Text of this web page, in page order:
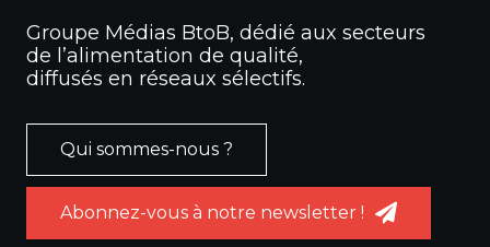
Groupe Médias BtoB, dédié aux secteurs
de l’alimentation de qualité,
diffusés en réseaux sélectifs.
Qui sommes-nous ?
Abonnez-vous à notre newsletter !